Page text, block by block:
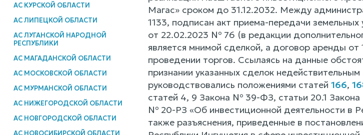
АС КУРСКОЙ ОБЛАСТИ
АС ЛИПЕЦКОЙ ОБЛАСТИ
АС ЛУГАНСКОЙ НАРОДНОЙ
РЕСПУБЛИКИ
АС МАГАДАНСКОЙ ОБЛАСТИ
АС МОСКОВСКОЙ ОБЛАСТИ
АС МУРМАНСКОЙ ОБЛАСТИ
АС НИЖЕГОРОДСКОЙ ОБЛАСТИ
АС НОВГОРОДСКОЙ ОБЛАСТИ
Магас» сроком до 31.12.2032. Между
1133, подписан акт приема-передачи
от 22.02.2023 № 76 (в редакции
является мнимой сделкой, а договор аренды
проведении торгов. Ссылаясь на данные
признании указанных сделок
руководствовались положениями статей 166,
статей 4, 9 Закона № 39-ФЗ, статьи 20.1
№ 20-РЗ «Об инвестиционной деятельности в
также разъяснения, приведенные в